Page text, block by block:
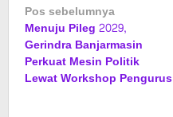
Navigasi
pos
Pos sebelumnya
Menuju Pileg 2029,
Gerindra Banjarmasin
Perkuat Mesin Politik
Lewat Workshop Pengurus